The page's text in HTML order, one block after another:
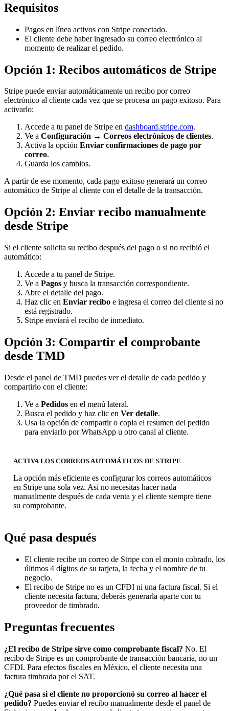
Requisitos
Pagos en línea activos con Stripe conectado.
El cliente debe haber ingresado su correo electrónico al
momento de realizar el pedido.
Opción 1: Recibos automáticos de Stripe
Stripe puede enviar automáticamente un recibo por correo
electrónico al cliente cada vez que se procesa un pago exitoso. Para
activarlo:
Accede a tu panel de Stripe en dashboard.stripe.com.
Ve a Configuración → Correos electrónicos de clientes.
Activa la opción Enviar confirmaciones de pago por
correo.
Guarda los cambios.
A partir de ese momento, cada pago exitoso generará un correo
automático de Stripe al cliente con el detalle de la transacción.
Opción 2: Enviar recibo manualmente
desde Stripe
Si el cliente solicita su recibo después del pago o si no recibió el
automático:
Accede a tu panel de Stripe.
Ve a Pagos y busca la transacción correspondiente.
Abre el detalle del pago.
Haz clic en Enviar recibo e ingresa el correo del cliente si no
está registrado.
Stripe enviará el recibo de inmediato.
Opción 3: Compartir el comprobante
desde TMD
Desde el panel de TMD puedes ver el detalle de cada pedido y
compartirlo con el cliente:
Ve a Pedidos en el menú lateral.
Busca el pedido y haz clic en Ver detalle.
Usa la opción de compartir o copia el resumen del pedido
para enviarlo por WhatsApp u otro canal al cliente.
ACTIVA LOS CORREOS AUTOMÁTICOS DE STRIPE
La opción más eficiente es configurar los correos automáticos
en Stripe una sola vez. Así no necesitas hacer nada
manualmente después de cada venta y el cliente siempre tiene
su comprobante.
Qué pasa después
El cliente recibe un correo de Stripe con el monto cobrado, los
últimos 4 dígitos de su tarjeta, la fecha y el nombre de tu
negocio.
El recibo de Stripe no es un CFDI ni una factura fiscal. Si el
cliente necesita factura, deberás generarla aparte con tu
proveedor de timbrado.
Preguntas frecuentes
¿El recibo de Stripe sirve como comprobante fiscal? No. El
recibo de Stripe es un comprobante de transacción bancaria, no un
CFDI. Para efectos fiscales en México, el cliente necesita una
factura timbrada por el SAT.
¿Qué pasa si el cliente no proporcionó su correo al hacer el
pedido? Puedes enviar el recibo manualmente desde el panel de